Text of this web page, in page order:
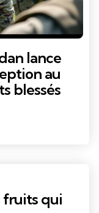
lance
au
blessés
fruits qui